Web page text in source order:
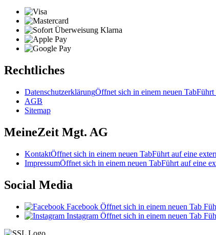
Rechtliches
DatenschutzerklärungÖffnet sich in einem neuen TabFührt
AGB
Sitemap
MeineZeit Mgt. AG
KontaktÖffnet sich in einem neuen TabFührt auf eine
ImpressumÖffnet sich in einem neuen TabFührt auf eine
Social Media
Facebook Öffnet sich in einem neuen Tab
Instagram Öffnet sich in einem neuen Tab